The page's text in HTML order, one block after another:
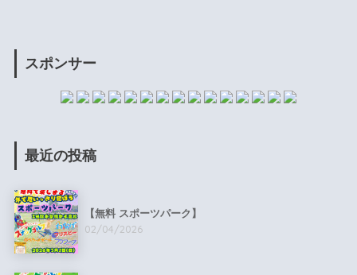
スポンサー
最近の投稿
【無料 スポーツパーク】
02/04/2026